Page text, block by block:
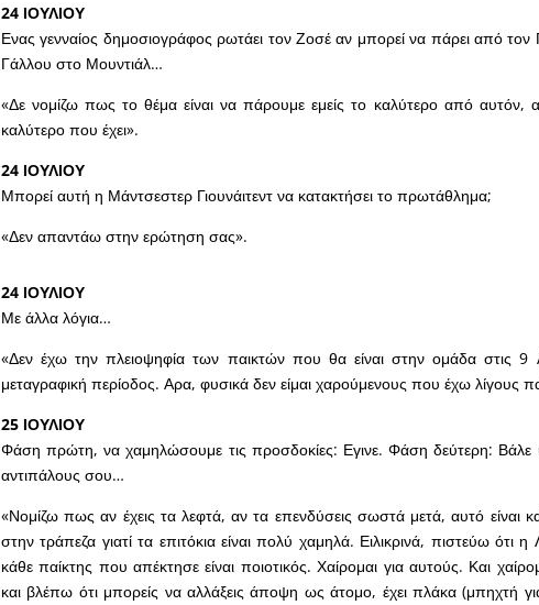
24 ΙΟΥΛΙΟΥ
Ενας γενναίος δημοσιογράφος ρωτάει τον Ζοσέ αν μπορεί να πάρει από
Γάλλου στο Μουντιάλ…
«Δε νομίζω πως το θέμα είναι να πάρουμε εμείς το καλύτερο από αυτόν,
καλύτερο που έχει».
24 ΙΟΥΛΙΟΥ
Μπορεί αυτή η Μάντσεστερ Γιουνάιτεντ να κατακτήσει το πρωτάθλημα;
«Δεν απαντάω στην ερώτηση σας».
24 ΙΟΥΛΙΟΥ
Με άλλα λόγια…
«Δεν έχω την πλειοψηφία των παικτών που θα είναι στην ομάδα στις 9
μεταγραφική περίοδος. Αρα, φυσικά δεν είμαι χαρούμενους που έχω λίγους
25 ΙΟΥΛΙΟΥ
Φάση πρώτη, να χαμηλώσουμε τις προσδοκίες: Εγινε. Φάση δεύτερη: Βάλε
αντιπάλους σου…
«Νομίζω πως αν έχεις τα λεφτά, αν τα επενδύσεις σωστά μετά, αυτό είναι
στην τράπεζα γιατί τα επιτόκια είναι πολύ χαμηλά. Ειλικρινά, πιστεύω ότι η
κάθε παίκτης που απέκτησε είναι ποιοτικός. Χαίρομαι για αυτούς. Και
και βλέπω ότι μπορείς να αλλάξεις άποψη ως άτομο, έχει πλάκα (μπηχτή